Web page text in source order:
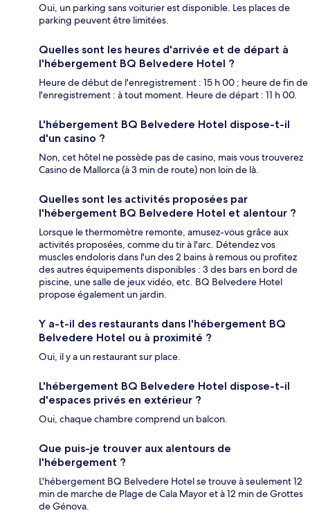
Oui, un parking sans voiturier est disponible. Les places de
parking peuvent être limitées.
Quelles sont les heures d'arrivée et de départ à
l'hébergement BQ Belvedere Hotel ?
Heure de début de l'enregistrement : 15 h 00 ; heure de fin de
l'enregistrement : à tout moment. Heure de départ : 11 h 00.
L'hébergement BQ Belvedere Hotel dispose-t-il
d'un casino ?
Non, cet hôtel ne possède pas de casino, mais vous trouverez
Casino de Mallorca (à 3 min de route) non loin de là.
Quelles sont les activités proposées par
l'hébergement BQ Belvedere Hotel et alentour ?
Lorsque le thermomètre remonte, amusez-vous grâce aux
activités proposées, comme du tir à l'arc. Détendez vos
muscles endoloris dans l'un des 2 bains à remous ou profitez
des autres équipements disponibles : 3 des bars en bord de
piscine, une salle de jeux vidéo, etc. BQ Belvedere Hotel
propose également un jardin.
Y a-t-il des restaurants dans l'hébergement BQ
Belvedere Hotel ou à proximité ?
Oui, il y a un restaurant sur place.
L'hébergement BQ Belvedere Hotel dispose-t-il
d'espaces privés en extérieur ?
Oui, chaque chambre comprend un balcon.
Que puis-je trouver aux alentours de
l'hébergement ?
L'hébergement BQ Belvedere Hotel se trouve à seulement 12
min de marche de Plage de Cala Mayor et à 12 min de Grottes
de Génova.